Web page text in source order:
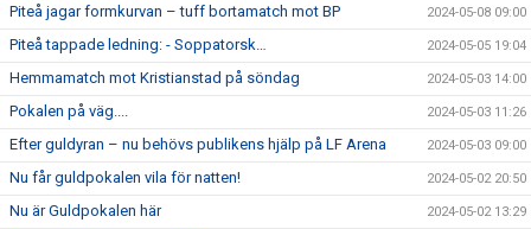
Piteå jagar formkurvan – tuff bortamatch mot BP 2024-05-08 09:00
Piteå tappade ledning: - Soppatorsk… 2024-05-05 19:04
Hemmamatch mot Kristianstad på söndag 2024-05-03 14:00
Pokalen på väg.... 2024-05-03 11:26
Efter guldyran – nu behövs publikens hjälp på LF Arena 2024-05-03 09:00
Nu får guldpokalen vila för natten! 2024-05-02 20:50
Nu är Guldpokalen här 2024-05-02 13:29